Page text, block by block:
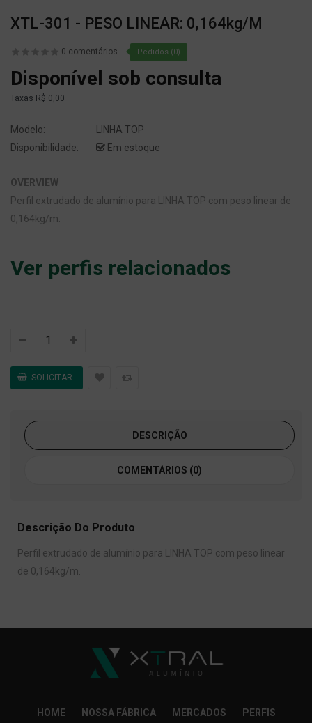
XTL-301 - PESO LINEAR: 0,164kg/m
0 comentários Pedidos (0)
Disponível sob consulta
Taxas R$ 0,00
Modelo:
LINHA TOP
Disponibilidade:
Em estoque
OVERVIEW
Perfil extrudado de alumínio para LINHA TOP com peso linear de
0,164kg/m.
Ver perfis relacionados
DESCRIÇÃO
COMENTÁRIOS (0)
Descrição Do Produto
Perfil extrudado de alumínio para LINHA TOP com peso linear
de 0,164kg/m.
HOME NOSSA FÁBRICA MERCADOS PERFIS